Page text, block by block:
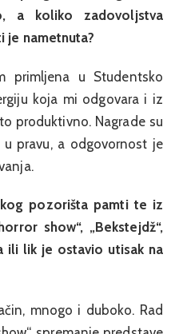
a koliko zadovoljstva
nametnuta?
primljena u Studentsko
koja mi odgovara i iz
produktivno. Nagrade su
pravu, a odgovornost je
pozorišta pamti te iz
show“, „Bekstejdž“,
ili lik je ostavio utisak na
mnogo i duboko. Rad